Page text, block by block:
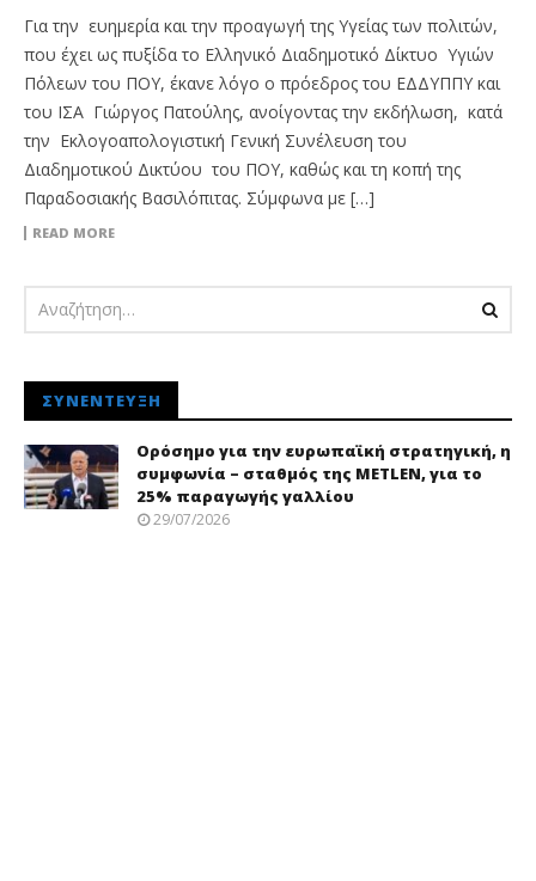
Για την ευημερία και την προαγωγή της Υγείας των πολιτών,
που έχει ως πυξίδα το Ελληνικό Διαδημοτικό Δίκτυο Υγιών
Πόλεων του ΠΟΥ, έκανε λόγο ο πρόεδρος του ΕΔΔΥΠΠΥ και
του ΙΣΑ Γιώργος Πατούλης, ανοίγοντας την εκδήλωση, κατά
την Εκλογοαπολογιστική Γενική Συνέλευση του
Διαδημοτικού Δικτύου του ΠΟΥ, καθώς και τη κοπή της
Παραδοσιακής Βασιλόπιτας. Σύμφωνα με […]
READ MORE
ΣΥΝΈΝΤΕΥΞΗ
Ορόσημο για την ευρωπαϊκή στρατηγική, η
συμφωνία – σταθμός της METLEN, για το
25% παραγωγής γαλλίου
29/07/2026